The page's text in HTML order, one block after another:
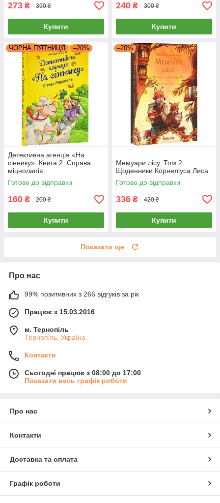
273 ₴ 390 ₴
Купити
240 ₴ 300 ₴
Купити
ЧОРНА П'ЯТНИЦЯ –20%
Детективна агенція «На
сіннику». Книга 2. Справа
міцнолапів
Готово до відправки
160 ₴ 200 ₴
Купити
–20%
Мемуари лісу. Том 2.
Щоденники Корнеліуса Лиса
Готово до відправки
336 ₴ 420 ₴
Купити
Показати ще
Про нас
99% позитивних з 266 відгуків за рік
Працює з 15.03.2016
м. Тернопіль
Тернопіль, Україна
Контакти
Сьогодні працює з 08:00 до 17:00
Показати весь графік роботи
Про нас
Контакти
Доставка та оплата
Графік роботи